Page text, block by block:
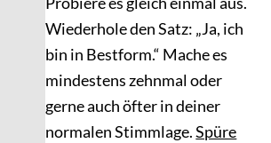
Wiederhole den Satz: „Ja, ich
bin in Bestform.“ Mache es
mindestens zehnmal oder
gerne auch öfter in deiner
normalen Stimmlage.Spüre